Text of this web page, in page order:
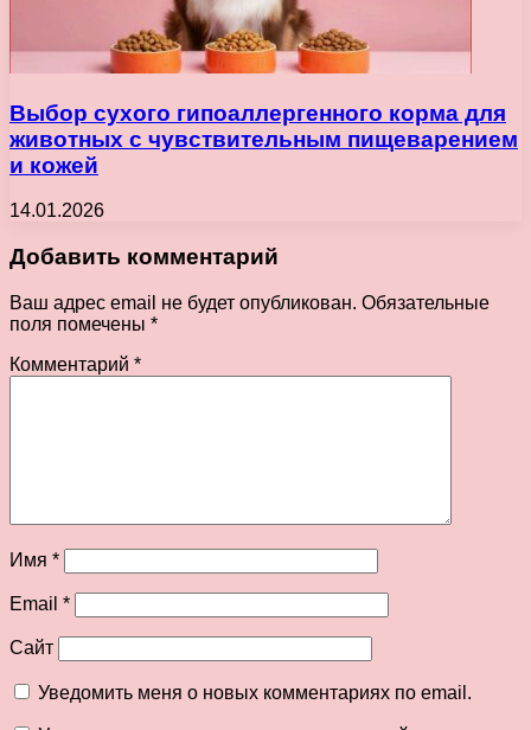
Выбор сухого гипоаллергенного корма для
животных с чувствительным пищеварением
и кожей
14.01.2026
Добавить комментарий
Ваш адрес email не будет опубликован. Обязательные
поля помечены *
Комментарий *
Имя *
Email *
Сайт
Уведомить меня о новых комментариях по email.